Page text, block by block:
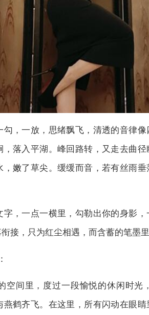
，一放，思绪飘飞，清透的音律
落入平湖。峰回路转，又走去曲
嫩了草尖。缓缓而音，若有丝雨
，一点一横里，勾勒出你的身影
接，只为红尘相遇，而含蓄的笔墨
空间里，度过一段愉悦的休闲时光
鹤齐飞。在这里，所有闪动在眼